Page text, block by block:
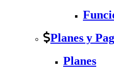
Planes y
Planes